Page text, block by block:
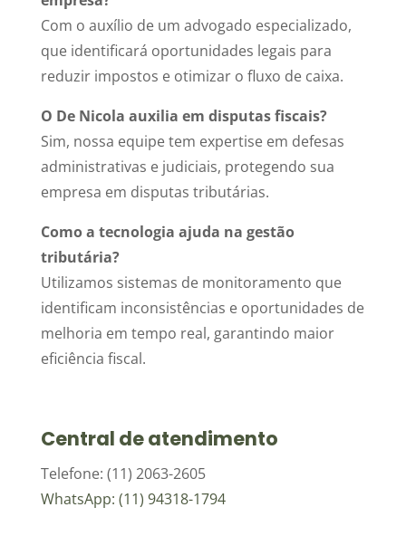
Com o auxílio de um advogado especializado,
que identificará oportunidades legais para
reduzir impostos e otimizar o fluxo de caixa.
O De Nicola auxilia em disputas fiscais?
Sim, nossa equipe tem expertise em defesas
administrativas e judiciais, protegendo sua
empresa em disputas tributárias.
Como a tecnologia ajuda na gestão
tributária?
Utilizamos sistemas de monitoramento que
identificam inconsistências e oportunidades de
melhoria em tempo real, garantindo maior
eficiência fiscal.
Central de atendimento
Telefone: (11) 2063-2605
WhatsApp: (11) 94318-1794